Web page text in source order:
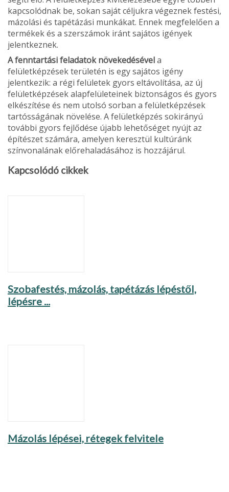
kapcso­lódnak be, sokan saját céljukra végeznek festési,
mázolási és tapétázási munkákat. Ennek megfelelően a
termékek és a szerszámok iránt sajátos igé­nyek
jelentkeznek.
A fenntartási feladatok növekedésévela
felületképzések területén is egy sajátos igény
jelentkezik: a régi felületek gyors eltávolítása, az új
felületkép­zések alapfelületeinek biztonságos és gyors
elkészítése és nem utolsó sor­ban a felületképzések
tartósságának növelése. A felületképzés sokirányú
további gyors fejlődése újabb lehetőséget nyújt az
építészet számára, amelyen keresztül kultúránk
színvonalának elő­rehaladásához is hozzájárul.
Kapcsolódó cikkek
Szobafestés, mázolás, tapétázás lépéstől,
lépésre ...
Mázolás lépései, rétegek felvitele